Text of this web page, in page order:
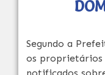
Segundo a
os proprietários